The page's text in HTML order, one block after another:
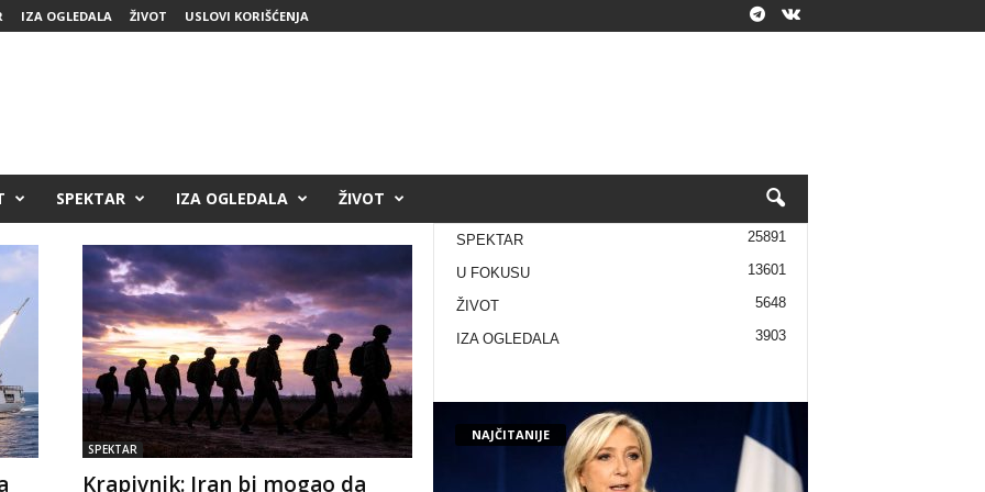
IZA OGLEDALA ŽIVOT
USLOVI KORIŠĆENJA
SPEKTAR IZA OGLEDALA ŽIVOT
SPEKTAR
Krapivnik: Iran bi mogao da
SPEKTAR 25891
U FOKUSU 13601
ŽIVOT 5648
IZA OGLEDALA 3903
NAJČITANIJE